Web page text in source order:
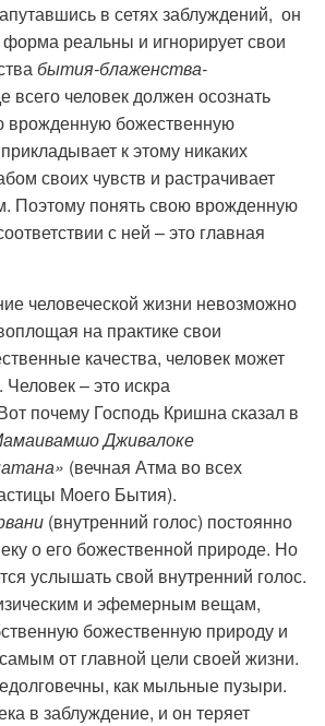
в сетях заблуждений, он
форма реальны и игнорирует свои
бытия-блаженства-
всего человек должен осознать
врожденную божественную
к этому никаких
своих чувств и растрачивает
Поэтому понять свою врожденную
с ней – это главная
человеческой жизни невозможно
на практике свои
качества, человек может
– это искра
почему Господь Кришна сказал в
Дживалоке
(вечная Атма во всех
Моего Бытия).
(внутренний голос) постоянно
о его божественной природе. Но
услышать свой внутренний голос.
и эфемерным вещам,
божественную природу и
от главной цели своей жизни.
как мыльные пузыри.
в заблуждение, и он теряет